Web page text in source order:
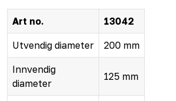
Art no. 13042
Utvendig diameter 200 mm
Innvendig
diameter
125 mm